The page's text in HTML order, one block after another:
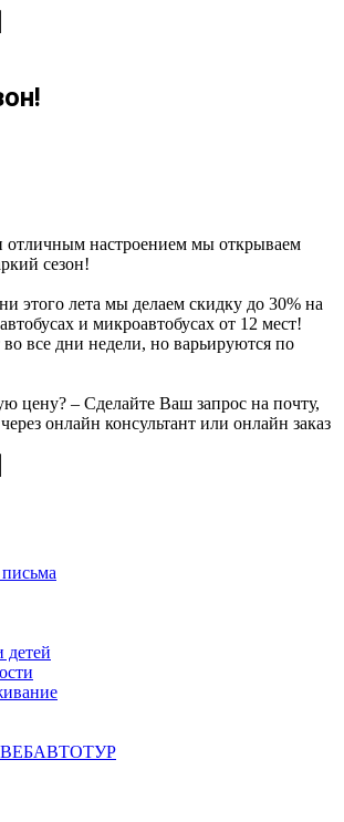
отличным настроением мы открываем
сезон!
этого лета мы делаем скидку до 30% на
и микроавтобусах от 12 мест!
все дни недели, но варьируются по
цену? – Сделайте Ваш запрос на почту,
онлайн консультант или онлайн заказ
детей
ВЕБАВТОТУР